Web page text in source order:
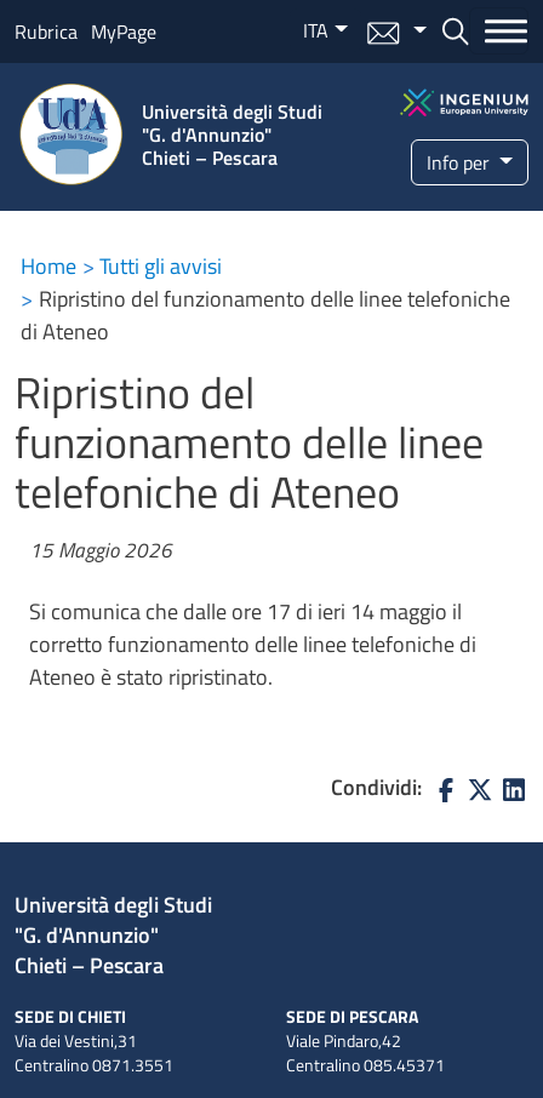
Salta al contenuto principale
Rubrica MyPage ITA Menu mail Bottone
Università degli Studi
"G. d'Annunzio"
Chieti – Pescara Info per
Home
Tutti gli avvisi
Ripristino del funzionamento delle linee telefoniche
di Ateneo
Ripristino del
funzionamento delle linee
telefoniche di Ateneo
15 Maggio 2026
Si comunica che dalle ore 17 di ieri 14 maggio il
corretto funzionamento delle linee telefoniche di
Ateneo è stato ripristinato.
Condividi:
Università degli Studi
"G. d'Annunzio"
Chieti – Pescara
SEDE DI CHIETI
Via dei Vestini,31
Centralino 0871.3551
SEDE DI PESCARA
Viale Pindaro,42
Centralino 085.45371